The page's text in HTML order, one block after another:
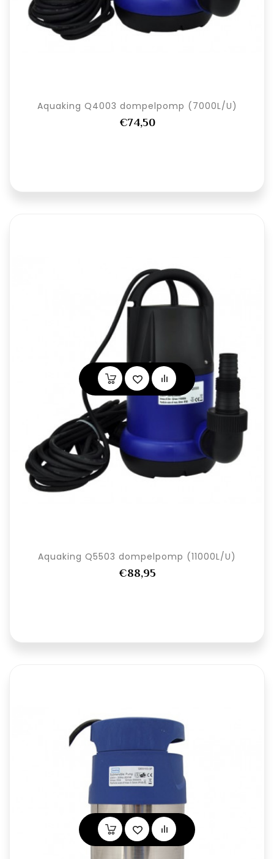
Aquaking Q4003 dompelpomp (7000L/U)
€74,50
Aquaking Q5503 dompelpomp (11000L/U)
€88,95